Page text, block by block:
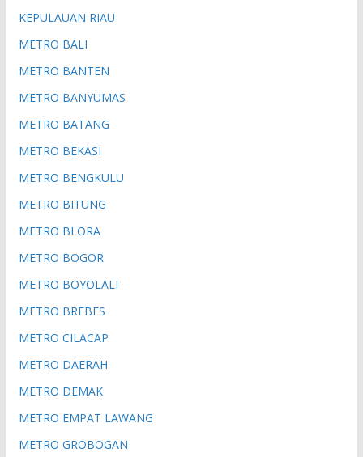
KEPULAUAN RIAU
METRO BALI
METRO BANTEN
METRO BANYUMAS
METRO BATANG
METRO BEKASI
METRO BENGKULU
METRO BITUNG
METRO BLORA
METRO BOGOR
METRO BOYOLALI
METRO BREBES
METRO CILACAP
METRO DAERAH
METRO DEMAK
METRO EMPAT LAWANG
METRO GROBOGAN